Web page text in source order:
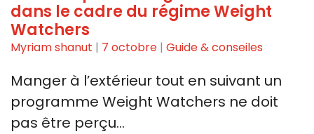
dans le cadre du régime Weight
Watchers
Myriam shanut | 7 octobre | Guide & conseiles
Manger à ​l’extérieur tout en suivant ‌un
programme Weight Watchers ne doit
⁤pas être perçu…